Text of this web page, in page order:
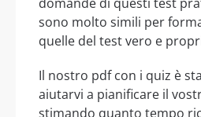
sono molto simili per
quelle del test vero e
Il nostro pdf con i quiz è
aiutarvi a pianificare il
stimando quanto tempo